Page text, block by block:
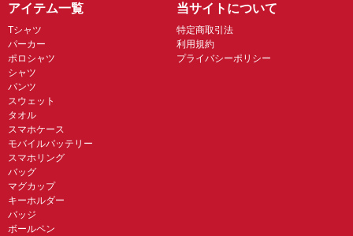
アイテム一覧
Tシャツ
パーカー
ポロシャツ
シャツ
パンツ
スウェット
タオル
スマホケース
モバイルバッテリー
スマホリング
バッグ
マグカップ
キーホルダー
バッジ
ボールペン
当サイトについて
特定商取引法
利用規約
プライバシーポリシー